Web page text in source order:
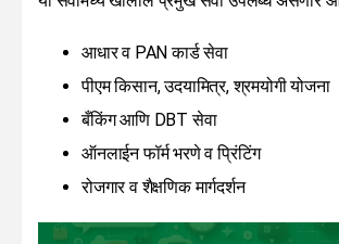
आधार व PAN कार्ड सेवा
पीएम किसान, उदयामित्र, श्रमयोगी योजना
बँकिंग आणि DBT सेवा
ऑनलाईन फॉर्म भरणे व प्रिंटिंग
रोजगार व शैक्षणिक मार्गदर्शन